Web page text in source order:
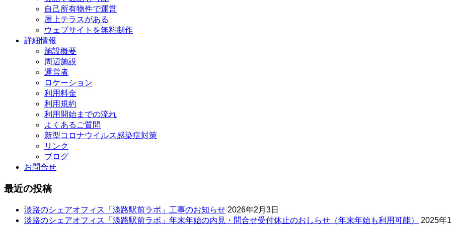
自己所有物件で運営
屋上テラスがある
ウェブサイトを無料制作
詳細情報
施設概要
周辺施設
運営者
ロケーション
利用料金
利用規約
利用開始までの流れ
よくあるご質問
新型コロナウイルス感染症対策
リンク
ブログ
お問合せ
最近の投稿
淡路のシェアオフィス「淡路駅前ラボ」工事のお知らせ 2026年2月3日
淡路のシェアオフィス「淡路駅前ラボ」年末年始の内見・問合せ受付休止のおしらせ（年末年始も利用可能）
2025年